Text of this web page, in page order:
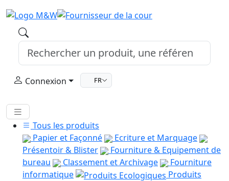
Connexion FR
Tous les produits
Papier et Façonné
Ecriture et Marquage
Présentoir & Blister
Fourniture & Equipement de
bureau
Classement et Archivage
Fourniture
informatique
Produits